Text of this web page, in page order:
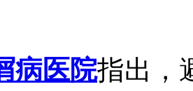
病医院指出，